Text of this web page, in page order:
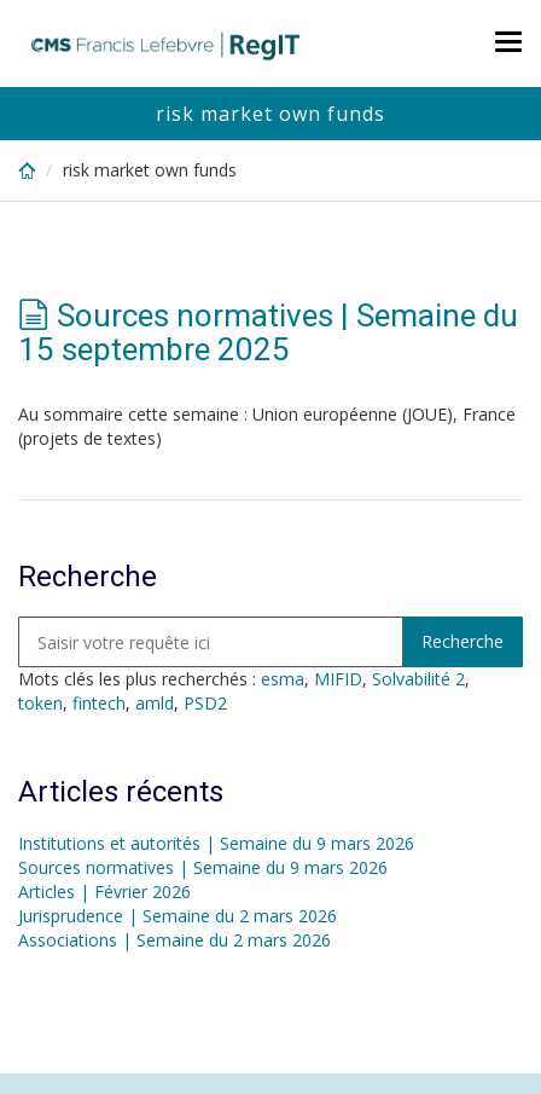
content
risk market own funds
risk market own funds
Sources normatives | Semaine du
15 septembre 2025
Au sommaire cette semaine : Union européenne (JOUE), France
(projets de textes)
Recherche
Mots clés les plus recherchés : esma, MIFID, Solvabilité 2,
token, fintech, amld, PSD2
Articles récents
Institutions et autorités | Semaine du 9 mars 2026
Sources normatives | Semaine du 9 mars 2026
Articles | Février 2026
Jurisprudence | Semaine du 2 mars 2026
Associations | Semaine du 2 mars 2026